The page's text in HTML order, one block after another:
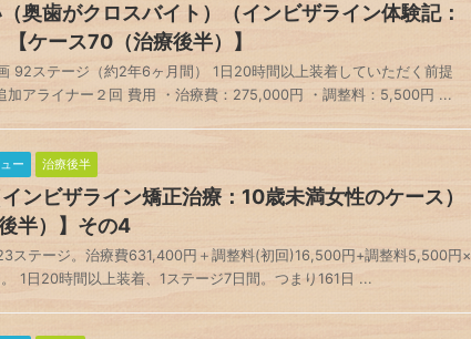
奥歯がクロスバイト）（インビザライン体験記：
ケース70（治療後半）】
92ステージ（約2年6ヶ月間） 1日20時間以上装着していただく前提
加アライナー２回 費用 ・治療費：275,000円 ・調整料：5,500円 ...
ー 治療後半
ンビザライン矯正治療：10歳未満女性のケース）
半）】その4
ステージ。治療費631,400円＋調整料(初回)16,500円+調整料5,500円×
1日20時間以上装着、1ステージ7日間。つまり161日 ...